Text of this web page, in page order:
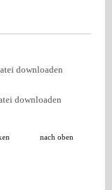
downloaden
downloaden
nach oben